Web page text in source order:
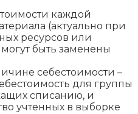
каждой
(актуально при
ресурсов или
быть заменены
себестоимости –
для группы
списанию, и
учтенных в выборке